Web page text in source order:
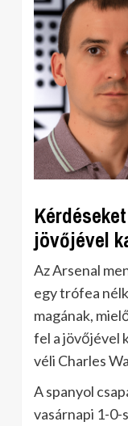
jövőjével
Az Arsenal
egy trófea
magának,
fel a jövőjével
véli Charles
A spanyol
vasárnapi 1-